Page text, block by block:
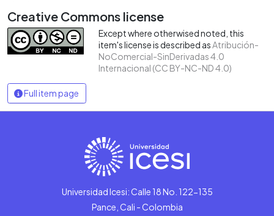
Creative Commons license
Except where otherwised noted, this
item's license is described asAtribución-
NoComercial-SinDerivadas 4.0
Internacional (CC BY-NC-ND 4.0)
Full item page
Universidad Icesi: Calle 18 No. 122-135
Pance, Cali - Colombia